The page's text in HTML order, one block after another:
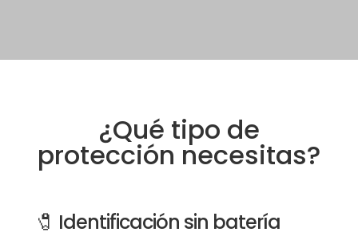
¿Qué tipo de
protección necesitas?
🧷 Identificación sin batería